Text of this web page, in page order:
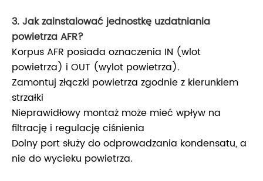
3. Jak zainstalować jednostkę uzdatniania
powietrza AFR?
Korpus AFR posiada oznaczenia IN (wlot
powietrza) i OUT (wylot powietrza).
Zamontuj złączki powietrza zgodnie z kierunkiem
strzałki
Nieprawidłowy montaż może mieć wpływ na
filtrację i regulację ciśnienia
Dolny port służy do odprowadzania kondensatu, a
nie do wycieku powietrza.